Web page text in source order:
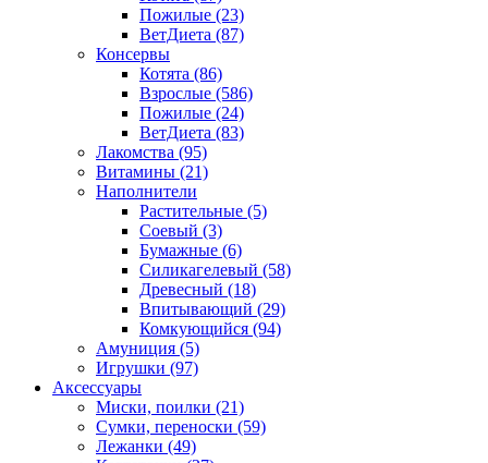
Пожилые (23)
ВетДиета (87)
Консервы
Котята (86)
Взрослые (586)
Пожилые (24)
ВетДиета (83)
Лакомства (95)
Витамины (21)
Наполнители
Растительные (5)
Соевый (3)
Бумажные (6)
Силикагелевый (58)
Древесный (18)
Впитывающий (29)
Комкующийся (94)
Амуниция (5)
Игрушки (97)
Аксессуары
Миски, поилки (21)
Сумки, переноски (59)
Лежанки (49)